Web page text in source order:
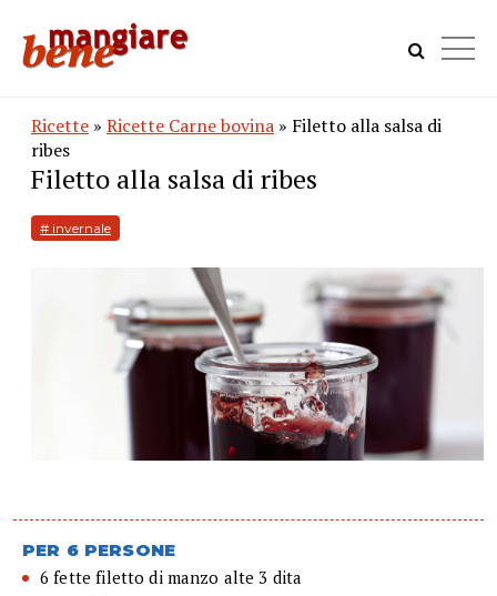
Ricette » Ricette Carne bovina » Filetto alla salsa di
ribes
Filetto alla salsa di ribes
# invernale
PER 6 PERSONE
6 fette filetto di manzo alte 3 dita